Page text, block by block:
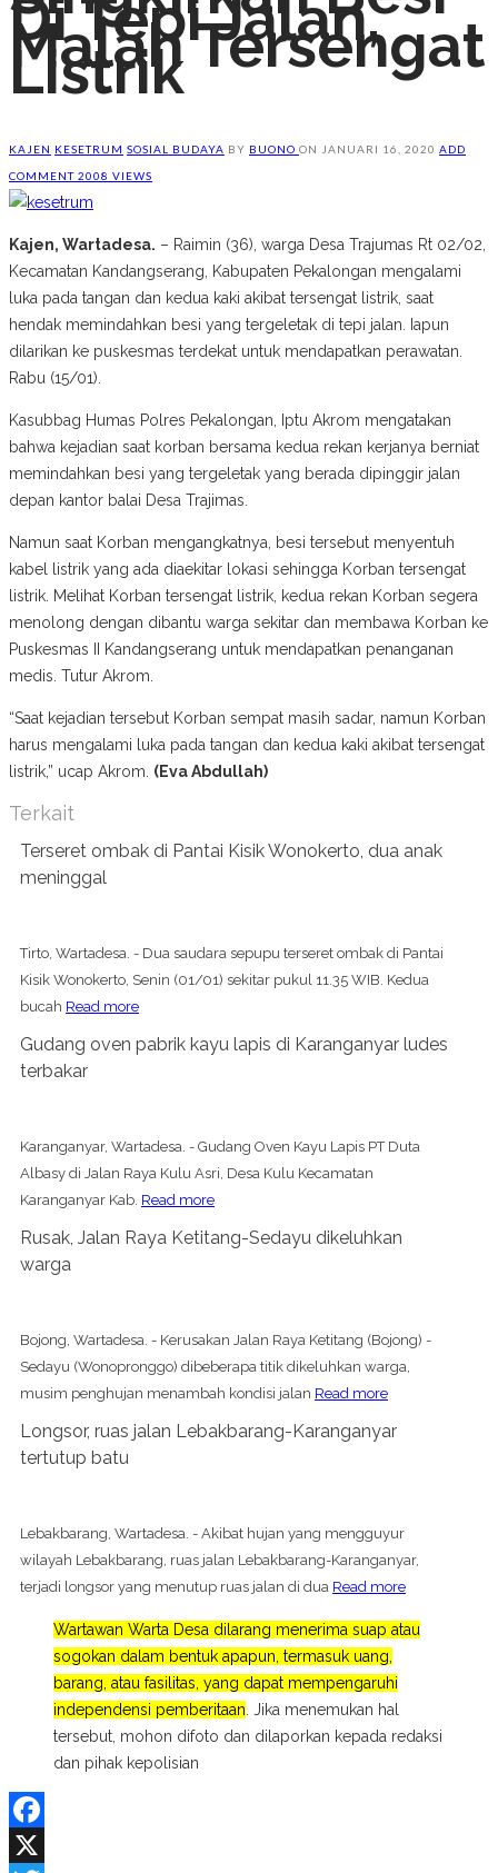
Di Tepi Jalan,
Malah Tersengat
Listrik
KAJEN KESETRUM SOSIAL BUDAYA BY BUONO ON JANUARI 16, 2020 ADD
COMMENT 2008 VIEWS
Kajen, Wartadesa. – Raimin (36), warga Desa Trajumas Rt 02/02,
Kecamatan Kandangserang, Kabupaten Pekalongan mengalami
luka pada tangan dan kedua kaki akibat tersengat listrik, saat
hendak memindahkan besi yang tergeletak di tepi jalan. Iapun
dilarikan ke puskesmas terdekat untuk mendapatkan perawatan.
Rabu (15/01).
Kasubbag Humas Polres Pekalongan, Iptu Akrom mengatakan
bahwa kejadian saat korban bersama kedua rekan kerjanya berniat
memindahkan besi yang tergeletak yang berada dipinggir jalan
depan kantor balai Desa Trajimas.
Namun saat Korban mengangkatnya, besi tersebut menyentuh
kabel listrik yang ada diaekitar lokasi sehingga Korban tersengat
listrik. Melihat Korban tersengat listrik, kedua rekan Korban segera
menolong dengan dibantu warga sekitar dan membawa Korban ke
Puskesmas II Kandangserang untuk mendapatkan penanganan
medis. Tutur Akrom.
“Saat kejadian tersebut Korban sempat masih sadar, namun Korban
harus mengalami luka pada tangan dan kedua kaki akibat tersengat
listrik,” ucap Akrom. (Eva Abdullah)
Terkait
Terseret ombak di Pantai Kisik Wonokerto, dua anak
meninggal
Tirto, Wartadesa. - Dua saudara sepupu terseret ombak di Pantai
Kisik Wonokerto, Senin (01/01) sekitar pukul 11.35 WIB. Kedua
bucah Read more
Gudang oven pabrik kayu lapis di Karanganyar ludes
terbakar
Karanganyar, Wartadesa. - Gudang Oven Kayu Lapis PT Duta
Albasy di Jalan Raya Kulu Asri, Desa Kulu Kecamatan
Karanganyar Kab. Read more
Rusak, Jalan Raya Ketitang-Sedayu dikeluhkan
warga
Bojong, Wartadesa. - Kerusakan Jalan Raya Ketitang (Bojong) -
Sedayu (Wonopronggo) dibeberapa titik dikeluhkan warga,
musim penghujan menambah kondisi jalan Read more
Longsor, ruas jalan Lebakbarang-Karanganyar
tertutup batu
Lebakbarang, Wartadesa. - Akibat hujan yang mengguyur
wilayah Lebakbarang, ruas jalan Lebakbarang-Karanganyar,
terjadi longsor yang menutup ruas jalan di dua Read more
Wartawan Warta Desa dilarang menerima suap atau
sogokan dalam bentuk apapun, termasuk uang,
barang, atau fasilitas, yang dapat mempengaruhi
independensi pemberitaan . Jika menemukan hal
tersebut, mohon difoto dan dilaporkan kepada redaksi
dan pihak kepolisian
Facebook